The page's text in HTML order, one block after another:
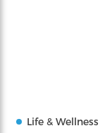
Life & Wellness